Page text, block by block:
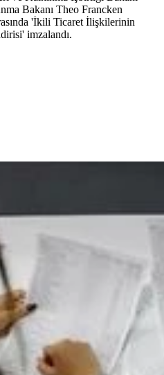
Bakanı Theo Francken
'İkili Ticaret İlişkilerinin
imzalandı.